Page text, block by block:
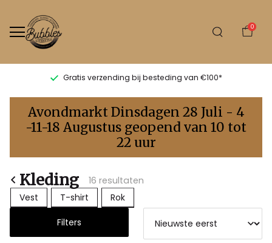
0
Gratis verzending bij besteding van €100*
Kleding
Bubbles
Sluis
Avondmarkt Dinsdagen 28 Juli - 4
-11-18 Augustus geopend van 10 tot
22 uur
Kleding
16 resultaten
Vest
T-shirt Rok
Filters